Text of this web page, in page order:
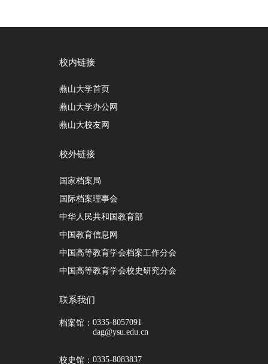
校内链接
燕山大学首页
燕山大学办公网
燕山大校友网
校外链接
国家档案局
国际档案理事会
中华人民共和国教育部
中国教育信息网
中国高等教育学会档案工作分会
中国高等教育学会校史研究分会
联系我们
档案馆： 0335-8057091
dag@ysu.edu.cn
校史馆： 0335-8083837